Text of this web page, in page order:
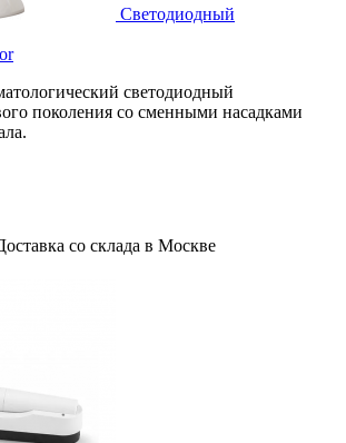
Светодиодный
светодиодный
поколения со сменными насадками
со склада в Москве